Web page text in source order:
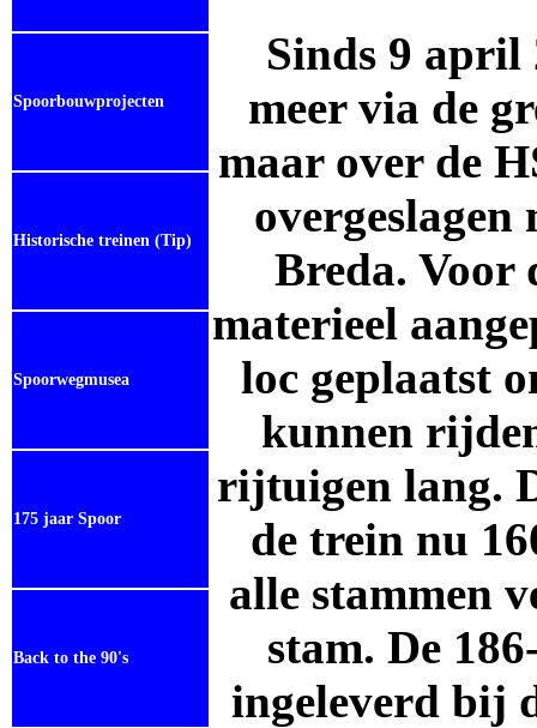
Sinds 9
meer via de
maar over de
Breda. Voor
materieel
loc geplaatst
kunnen
rijtuigen lang.
de trein nu
alle stammen
stam. De 186
ingeleverd bij
Spoorbouwprojecten
Historische treinen (Tip)
Spoorwegmusea
175 jaar Spoor
Back to the 90's